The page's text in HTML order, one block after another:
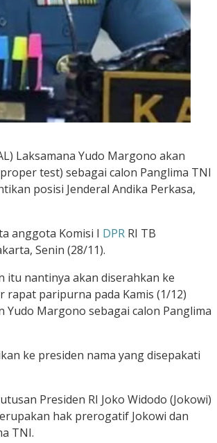
Laksamana Yudo Margono akan
test) sebagai calon Panglima TNI
posisi Jenderal Andika Perkasa,
anggota Komisi I DPR RI TB
Senin (28/11).
itu nantinya akan diserahkan ke
rapat paripurna pada Kamis (1/12)
Margono sebagai calon Panglima
ke presiden nama yang disepakati
Presiden RI Joko Widodo (Jokowi)
hak prerogatif Jokowi dan
TNI.